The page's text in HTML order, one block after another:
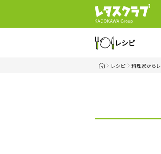
レシピ
レシピ 料理家から